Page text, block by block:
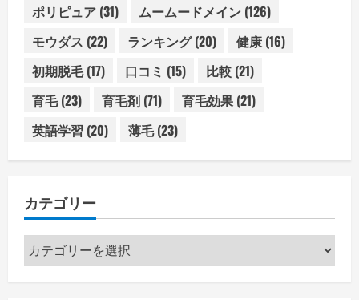
ポリピュア (31) ムームードメイン (126)
モウダス (22) ランキング(20) 健康 (16)
初期脱毛(17) 口コミ (15) 比較 (21)
育毛(23) 育毛剤 (71) 育毛効果 (21)
英語学習 (20) 薄毛(23)
カテゴリー
カ
テ